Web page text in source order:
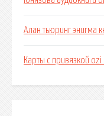
Алан тьюринг энигма
Карты с привязкой ozi